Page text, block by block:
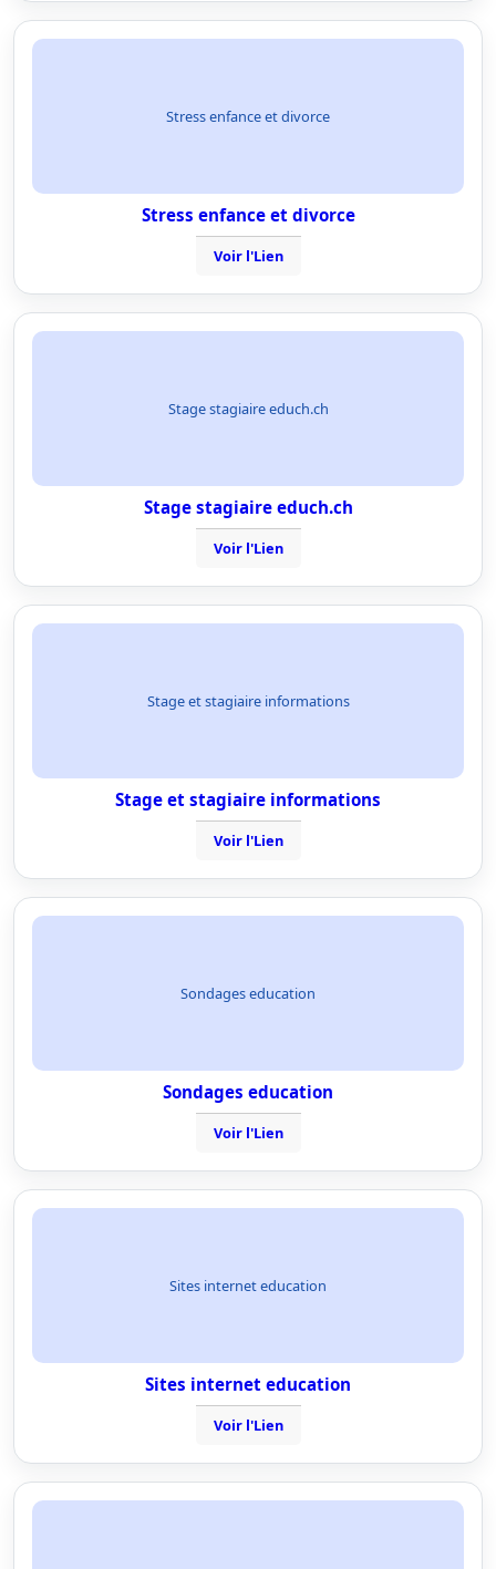
Stress enfance et divorce
Stress enfance et divorce
Voir l'Lien
Stage stagiaire educh.ch
Stage stagiaire educh.ch
Voir l'Lien
Stage et stagiaire informations
Stage et stagiaire informations
Voir l'Lien
Sondages education
Sondages education
Voir l'Lien
Sites internet education
Sites internet education
Voir l'Lien